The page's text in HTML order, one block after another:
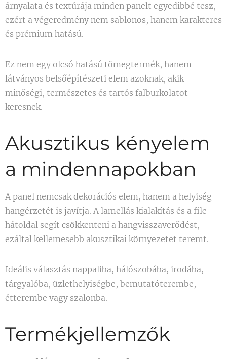
árnyalata és textúrája minden panelt egyedibbé tesz,
ezért a végeredmény nem sablonos, hanem karakteres
és prémium hatású.
Ez nem egy olcsó hatású tömegtermék, hanem
látványos belsőépítészeti elem azoknak, akik
minőségi, természetes és tartós falburkolatot
keresnek.
Akusztikus kényelem
a mindennapokban
A panel nemcsak dekorációs elem, hanem a helyiség
hangérzetét is javítja. A lamellás kialakítás és a filc
hátoldal segít csökkenteni a hangvisszaverődést,
ezáltal kellemesebb akusztikai környezetet teremt.
Ideális választás nappaliba, hálószobába, irodába,
tárgyalóba, üzlethelyiségbe, bemutatóterembe,
étterembe vagy szalonba.
Termékjellemzők